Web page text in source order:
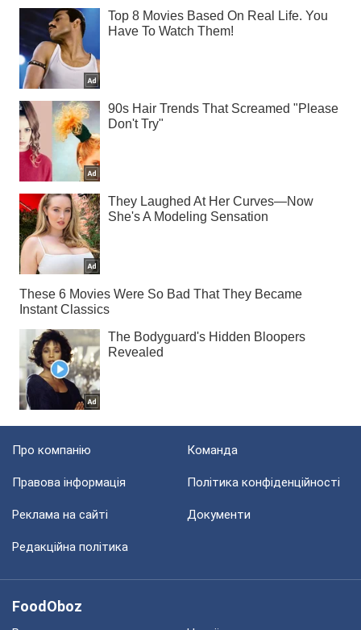
Про компанію Команда
Правова інформація Політика конфіденційності
Реклама на сайті Документи
Редакційна політика
FoodOboz